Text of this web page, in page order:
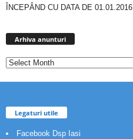
ÎNCEPÂND CU DATA DE 01.01.2016
Arhiva anunturi
Legaturi utile
Facebook Dsp Iasi